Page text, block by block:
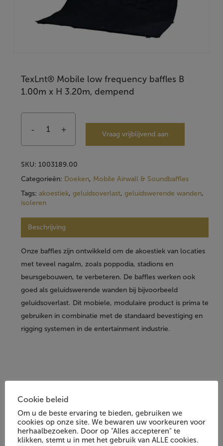
TexLnt® Mobile low frequency baffles B
1.00m x H 3.20m, dempend
Vraag vrijblijvend aan
SKU: 1003189.00
Categorieën: Doeken, Mobile Airwall & Soundbaffles
Tags: akoestiek, geluidsoverlast, geluidswerende wanden,
isoleren
Beschrijving
Onze baffles zijn ontwikkeld om de akoestiek van locaties
met teveel nagalm, zoals poppodia, stadions en
beursgebouwen, te verbeteren. De baffles werken ook
goed als geluidswerende wanden bij bijvoorbeeld
geluidsoverlast. Dit mobiele, modulaire product is prima te
gebruiken in combinatie met de standaard bevestiging en
rigging systemen in de entertainment industrie.
Andere klanten waren ook
geïnteresseerd in:
Cookie beleid
Om u de beste ervaring te bieden, gebruiken we
cookies op onze site. We bewaren uw voorkeuren voor
herhaalbezoeken. Door op "Alles accepteren" te
klikken, stemt u in met het gebruik van ALLE cookies.